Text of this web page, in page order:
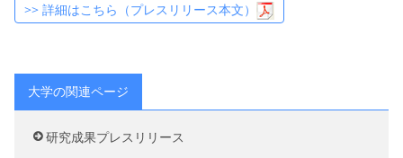
>> 詳細はこちら（プレスリリース本文）
大学の関連ページ
研究成果プレスリリース